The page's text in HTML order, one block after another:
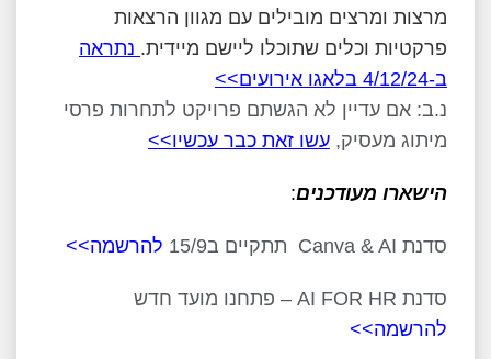
מרצות ומרצים מובילים עם מגוון הרצאות
פרקטיות וכלים שתוכלו ליישם מיידית. נתראה
ב-4/12/24 בלאגו אירועים>>
נ.ב: אם עדיין לא הגשתם פרויקט לתחרות פרסי
מיתוג מעסיק, עשו זאת כבר עכשיו>>
הישארו מעודכנים:
סדנת Canva & AI תתקיים ב15/9 להרשמה>>
סדנת AI FOR HR – פתחנו מועד חדש
להרשמה>>